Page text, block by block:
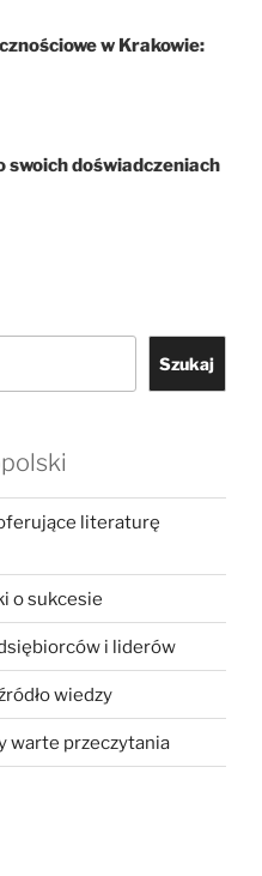
w Krakowie:
swoich doświadczeniach
Szukaj
literaturę
o sukcesie
i liderów
wiedzy
warte przeczytania